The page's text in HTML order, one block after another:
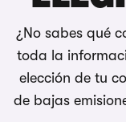
¿No sabes qué
toda la
elección de tu
de bajas